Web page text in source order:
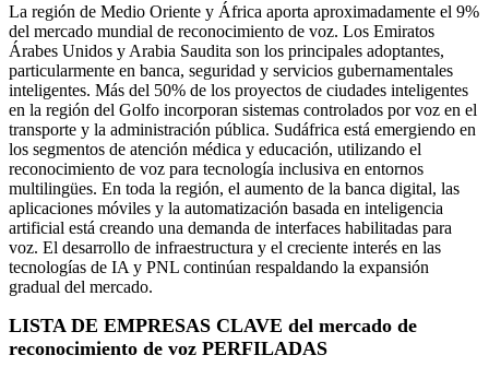
La región de Medio Oriente y África aporta aproximadamente el 9%
del mercado mundial de reconocimiento de voz. Los Emiratos
Árabes Unidos y Arabia Saudita son los principales adoptantes,
particularmente en banca, seguridad y servicios gubernamentales
inteligentes. Más del 50% de los proyectos de ciudades inteligentes
en la región del Golfo incorporan sistemas controlados por voz en el
transporte y la administración pública. Sudáfrica está emergiendo en
los segmentos de atención médica y educación, utilizando el
reconocimiento de voz para tecnología inclusiva en entornos
multilingües. En toda la región, el aumento de la banca digital, las
aplicaciones móviles y la automatización basada en inteligencia
artificial está creando una demanda de interfaces habilitadas para
voz. El desarrollo de infraestructura y el creciente interés en las
tecnologías de IA y PNL continúan respaldando la expansión
gradual del mercado.
LISTA DE EMPRESAS CLAVE del mercado de
reconocimiento de voz PERFILADAS